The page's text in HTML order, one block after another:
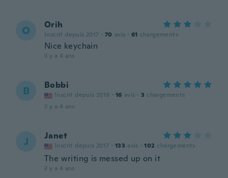
O Orih
Inscrit depuis 2017 · 70 avis · 61 chargements
Nice keychain
il y a 4 ans
B Bobbi
Inscrit depuis 2019 · 16 avis · 3 chargements
il y a 4 ans
J Janet
Inscrit depuis 2017 · 133 avis · 102 chargements
The writing is messed up on it
il y a 4 ans